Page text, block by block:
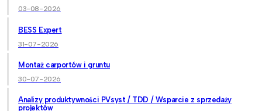
03-08-2026
BESS Expert
31-07-2026
Montaż carportów i gruntu
30-07-2026
Analizy produktywności PVsyst / TDD / Wsparcie z sprzedaży
projektów